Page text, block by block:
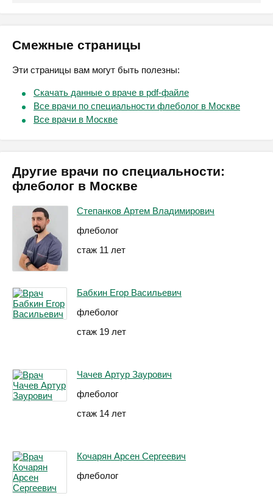
Смежные страницы
Эти страницы вам могут быть полезны:
Скачать данные о враче в pdf-файле
Все врачи по специальности флеболог в Москве
Все врачи в Москве
Другие врачи по специальности:
флеболог в Москве
Степанков Артем Владимирович
флеболог
стаж 11 лет
Бабкин Егор Васильевич
флеболог
стаж 19 лет
Чачев Артур Заурович
флеболог
стаж 14 лет
Кочарян Арсен Сергеевич
флеболог